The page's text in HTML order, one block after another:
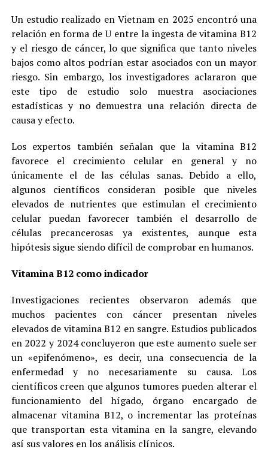
Un estudio realizado en Vietnam en 2025 encontró una
relación en forma de U entre la ingesta de vitamina B12
y el riesgo de cáncer, lo que significa que tanto niveles
bajos como altos podrían estar asociados con un mayor
riesgo. Sin embargo, los investigadores aclararon que
este tipo de estudio solo muestra asociaciones
estadísticas y no demuestra una relación directa de
causa y efecto.
Los expertos también señalan que la vitamina B12
favorece el crecimiento celular en general y no
únicamente el de las células sanas. Debido a ello,
algunos científicos consideran posible que niveles
elevados de nutrientes que estimulan el crecimiento
celular puedan favorecer también el desarrollo de
células precancerosas ya existentes, aunque esta
hipótesis sigue siendo difícil de comprobar en humanos.
Vitamina B12 como indicador
Investigaciones recientes observaron además que
muchos pacientes con cáncer presentan niveles
elevados de vitamina B12 en sangre. Estudios publicados
en 2022 y 2024 concluyeron que este aumento suele ser
un «epifenómeno», es decir, una consecuencia de la
enfermedad y no necesariamente su causa. Los
científicos creen que algunos tumores pueden alterar el
funcionamiento del hígado, órgano encargado de
almacenar vitamina B12, o incrementar las proteínas
que transportan esta vitamina en la sangre, elevando
así sus valores en los análisis clínicos.